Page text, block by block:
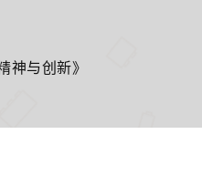
神与创新》